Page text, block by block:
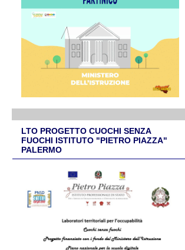
LTO PROGETTO CUOCHI SENZA
FUOCHI ISTITUTO "PIETRO PIAZZA"
PALERMO